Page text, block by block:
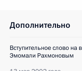
Дополнительно
Вступительное слово на
Эмомали Рахмоновым